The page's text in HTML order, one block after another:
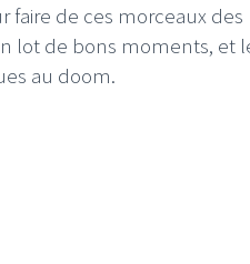
faire de ces morceaux des
lot de bons moments, et
au doom.